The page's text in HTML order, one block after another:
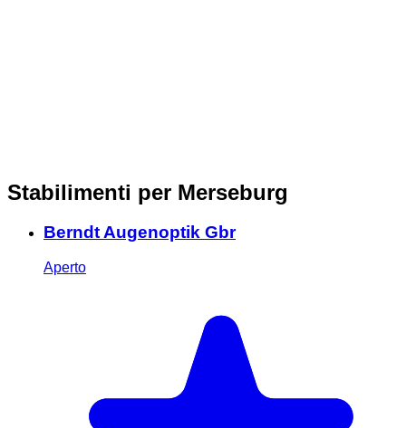
Stabilimenti per Merseburg
Berndt Augenoptik Gbr
Aperto